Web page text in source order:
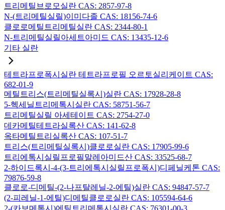
트리메틸브로모실란 CAS: 2857-97-8
N-(트리메틸실릴)이미다졸 CAS: 18156-74-6
클로로메틸트리메틸실란 CAS: 2344-80-1
N-트리메틸실릴아세트아미드 CAS: 13435-12-6
기타 실란
테트라프로폭시실란 테트라프로필 오르토실리케이트 CAS:
682-01-9
메틸트리스(트리메틸실록시)실란 CAS: 17928-28-8
5-헥세닐트리메톡시실란 CAS: 58751-56-7
트리메틸실릴 아세테이트 CAS: 2754-27-0
데카메틸테트라실록산 CAS: 141-62-8
옥타메틸트리실록산 CAS: 107-51-7
트리스(트리메틸실록시)클로로실란 CAS: 17905-99-6
트리에톡시실릴프로필말레아미드산 CAS: 33525-68-7
2-하이드록시-4-(3-트리에톡시실릴프로폭시)디페닐케톤 CAS:
79876-59-8
클로로-디메틸-(2-나프탈레닐-2-에틸)실란 CAS: 94847-57-7
(2-피레닐-1-에틸)디메틸클로로실란 CAS: 105594-64-6
2-(카보메톡시)에틸트리메톡시실란 CAS: 76301-00-3